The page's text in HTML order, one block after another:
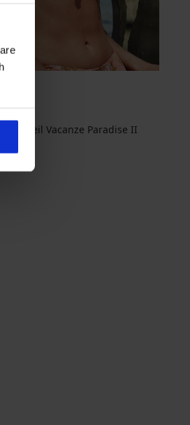
Oberteil Vacanze Paradise II